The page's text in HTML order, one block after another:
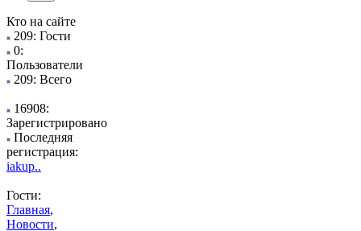
Кто на сайте
209: Гости
0:
Пользователи
209: Всего
16908:
Зарегистрировано
Последняя
регистрация:
iakup..
Гости:
Главная,
Новости,